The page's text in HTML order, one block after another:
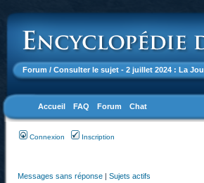
Forum / Consulter le sujet - 2 juillet 2024 : La
Accueil FAQ Forum Chat
Connexion Inscription
Messages sans réponse | Sujets actifs